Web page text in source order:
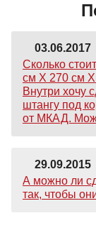
03.06.2017
Сколько
см Х 270 см Х
Внутри хочу
штангу под
от МКАД.
29.09.2015
А можно ли
так, чтобы